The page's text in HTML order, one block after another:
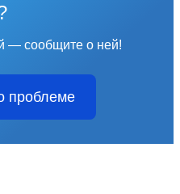
— сообщите о ней!
проблеме